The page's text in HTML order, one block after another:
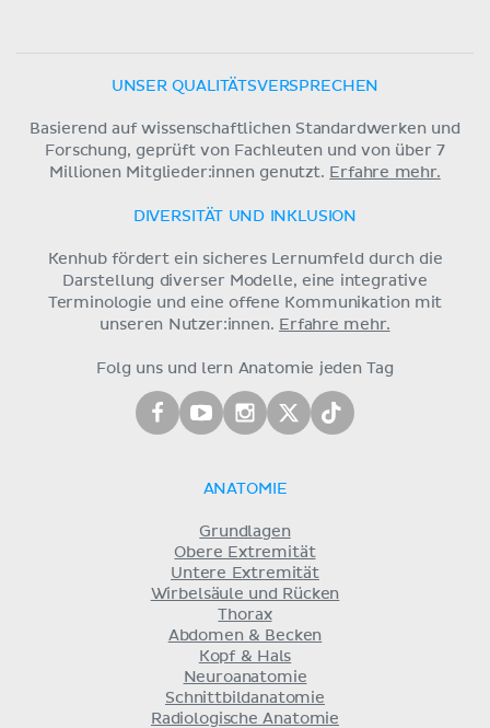
UNSER QUALITÄTSVERSPRECHEN
Basierend auf wissenschaftlichen Standardwerken und
Forschung, geprüft von Fachleuten und von über 7
Millionen Mitglieder:innen genutzt. Erfahre mehr.
DIVERSITÄT UND INKLUSION
Kenhub fördert ein sicheres Lernumfeld durch die
Darstellung diverser Modelle, eine integrative
Terminologie und eine offene Kommunikation mit
unseren Nutzer:innen. Erfahre mehr.
Folg uns und lern Anatomie jeden Tag
ANATOMIE
Grundlagen
Obere Extremität
Untere Extremität
Wirbelsäule und Rücken
Thorax
Abdomen & Becken
Kopf & Hals
Neuroanatomie
Schnittbildanatomie
Radiologische Anatomie